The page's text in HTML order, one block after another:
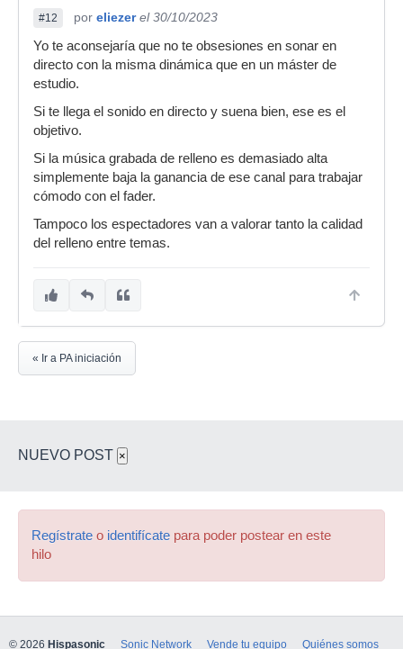
#12 por eliezer el 30/10/2023
Yo te aconsejaría que no te obsesiones en sonar en
directo con la misma dinámica que en un máster de
estudio.
Si te llega el sonido en directo y suena bien, ese es el
objetivo.
Si la música grabada de relleno es demasiado alta
simplemente baja la ganancia de ese canal para trabajar
cómodo con el fader.
Tampoco los espectadores van a valorar tanto la calidad
del relleno entre temas.
« Ir a PA iniciación
NUEVO POST ×
Regístrate o identifícate para poder postear en este
hilo
© 2026 Hispasonic Sonic Network Vende tu equipo Quiénes somos